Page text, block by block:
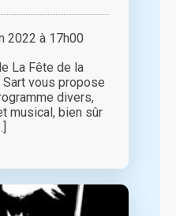
2022 à 17h00
La Fête de la
Sart vous propose
divers,
musical, bien sûr